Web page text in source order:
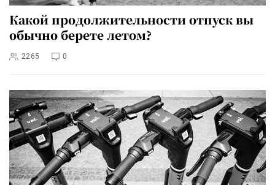
Какой продолжительности отпуск вы
обычно берете летом?
2265 0